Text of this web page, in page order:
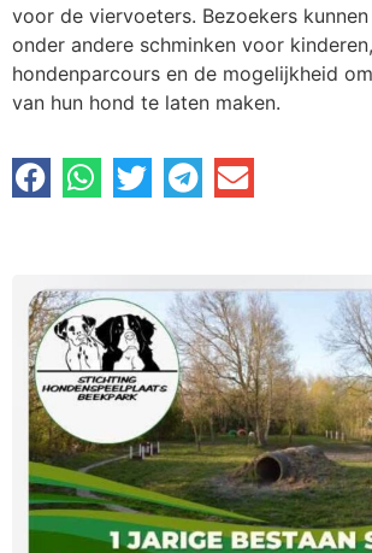
voor de viervoeters. Bezoekers
onder andere schminken voor
hondenparcours en de mogelijkheid
van hun hond te laten maken.